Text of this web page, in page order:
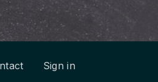
Sign in